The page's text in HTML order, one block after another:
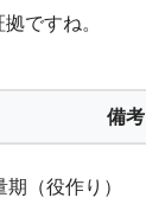
ですね。
備考
期（役作り）